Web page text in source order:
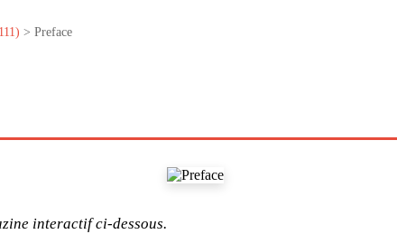
> Preface
interactif ci-dessous.